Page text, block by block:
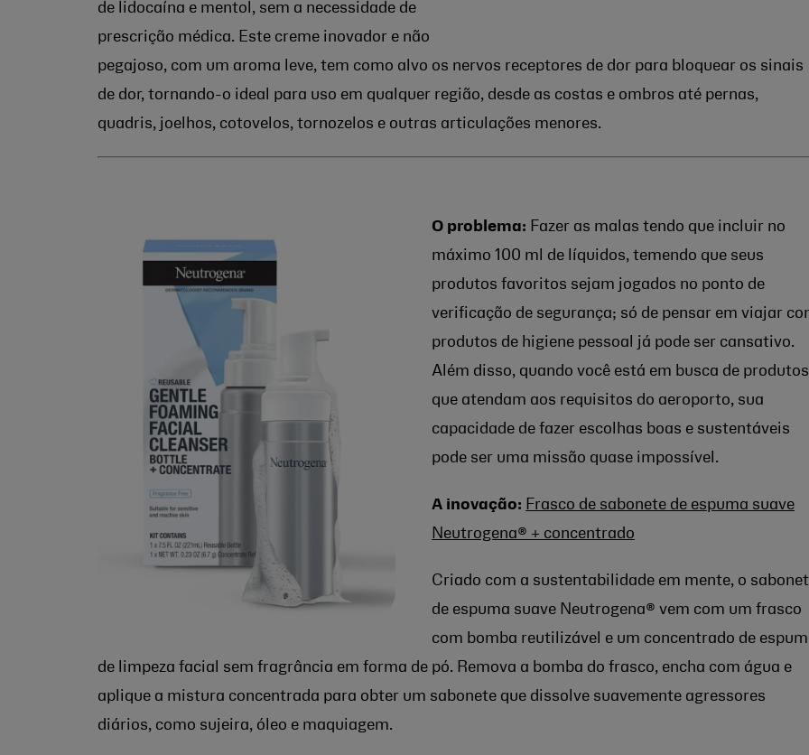
de lidocaína e mentol, sem a necessidade de
prescrição médica. Este creme inovador e não
pegajoso, com um aroma leve, tem como alvo os nervos receptores de dor para bloquear os sinais
de dor, tornando-o ideal para uso em qualquer região, desde as costas e ombros até pernas,
quadris, joelhos, cotovelos, tornozelos e outras articulações menores.
O problema: Fazer as malas tendo que incluir no
máximo 100 ml de líquidos, temendo que seus
produtos favoritos sejam jogados no ponto de
verificação de segurança; só de pensar em viajar
produtos de higiene pessoal já pode ser cansativo.
Além disso, quando você está em busca de produtos
que atendam aos requisitos do aeroporto, sua
capacidade de fazer escolhas boas e sustentáveis
pode ser uma missão quase impossível.
A inovação: Frasco de sabonete de espuma suave
Neutrogena® + concentrado
Criado com a sustentabilidade em mente, o
de espuma suave Neutrogena® vem com um frasco
com bomba reutilizável e um concentrado de
de limpeza facial sem fragrância em forma de pó. Remova a bomba do frasco, encha com água e
aplique a mistura concentrada para obter um sabonete que dissolve suavemente agressores
diários, como sujeira, óleo e maquiagem.